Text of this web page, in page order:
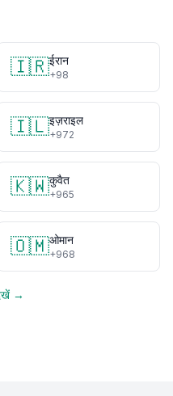
🇮🇷ईरान
+98
🇮🇱इज़राइल
+972
🇰🇼कुवैत
+965
🇴🇲ओमान
+968
→